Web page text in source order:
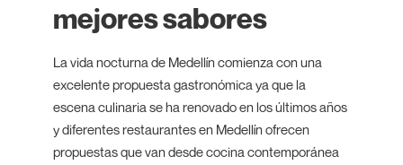
mejores sabores
La vida nocturna de Medellín comienza con una
excelente propuesta gastronómica ya que la
escena culinaria se ha renovado en los últimos años
y diferentes restaurantes en Medellín ofrecen
propuestas que van desde cocina contemporánea